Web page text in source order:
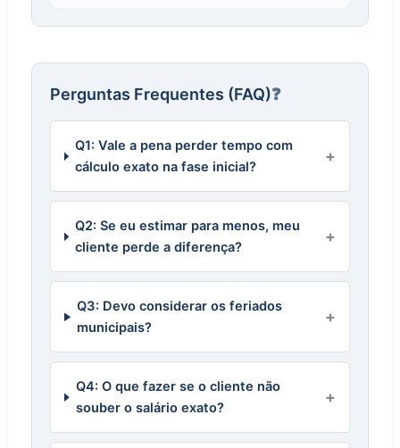
Perguntas Frequentes (FAQ)❓
Q1: Vale a pena perder tempo com
cálculo exato na fase inicial?
Q2: Se eu estimar para menos, meu
cliente perde a diferença?
Q3: Devo considerar os feriados
municipais?
Q4: O que fazer se o cliente não
souber o salário exato?